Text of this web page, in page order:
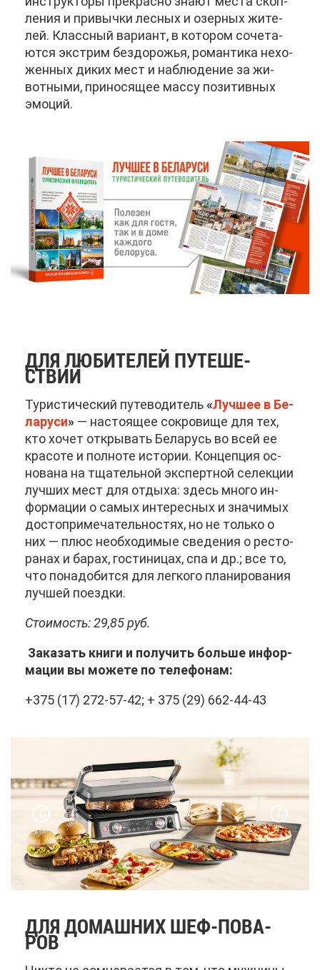
ле­ния и при­выч­ки лес­ных и озер­ных жи­те­
лей. Класс­ный ва­ри­ант, в ко­то­ром со­че­та­
ют­ся экс­т­рим без­до­ро­жья, ро­ман­ти­ка нехо­
жен­ных ди­ких мест и на­блю­де­ние за жи­
вот­ны­ми, при­но­ся­щее мас­су по­зи­тив­ных
эмо­ций.
ДЛЯ ЛЮ­БИ­ТЕ­ЛЕЙ ПУ­ТЕ­ШЕ­
СТВИЙ
Ту­ри­сти­че­ский пу­те­во­ди­тель«Луч­шее в Бе­
ла­ру­си» — на­сто­я­щее со­кро­ви­ще для тех,
кто хо­чет от­кры­вать Бе­ла­русь во всей ее
кра­со­те и пол­но­те ис­то­рии. Кон­цеп­ция ос­
но­ва­на на тща­тель­ной экс­перт­ной се­лек­ции
луч­ших мест для от­ды­ха: здесь мно­го ин­
фор­ма­ции о са­мых ин­те­рес­ных и зна­чи­мых
до­сто­при­ме­ча­тель­но­стях, но не толь­ко о
них — плюс необ­хо­ди­мые све­де­ния о ре­сто­
ра­нах и ба­рах, го­сти­ни­цах, спа и др.; все то,
что по­на­до­бит­ся для лег­ко­го пла­ни­ро­ва­ния
луч­шей по­езд­ки.
Сто­и­мость: 29,85 руб.
За­ка­зать кни­ги и по­лу­чить боль­ше ин­фор­
ма­ции вы мо­же­те по те­ле­фо­нам:
+375 (17) 272-57-42; + 375 (29) 662-44-43
ДЛЯ ДО­МАШ­НИХ ШЕФ-ПО­ВА­
РОВ